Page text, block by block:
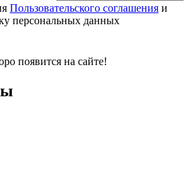
Пользовательского соглашения и
персональных данных
появится на сайте!